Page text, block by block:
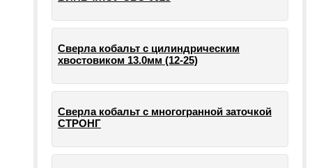
Сверла кобальт с цилиндрическим
хвостовиком 13.0мм (12-25)
Сверла кобальт с многогранной заточкой
СТРОНГ